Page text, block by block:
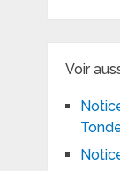
Voir